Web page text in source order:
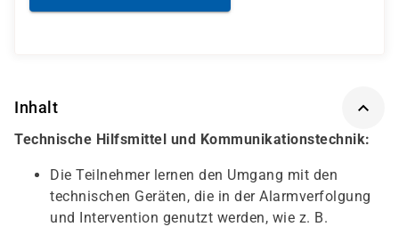
Inhalt
Technische Hilfsmittel und Kommunikationstechnik:
Die Teilnehmer lernen den Umgang mit den
technischen Geräten, die in der Alarmverfolgung
und Intervention genutzt werden, wie z. B.